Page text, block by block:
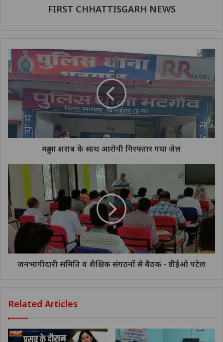
FIRST CHHATTISGARH NEWS
महुआ शराब के साथ आरोपी गिरफ्तार गया जेल
जनभागीदारी समिति व शैक्षिक संगठनों से बैठक - डीईओ पटेल
Related Articles